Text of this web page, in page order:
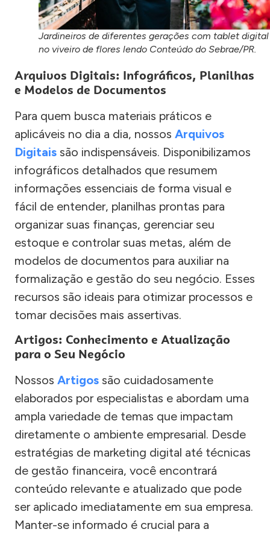
Jardineiros de diferentes gerações com tablet digital
no viveiro de flores lendo Conteúdo do Sebrae/PR.
Arquivos Digitais: Infográficos, Planilhas
e Modelos de Documentos
Para quem busca materiais práticos e
aplicáveis no dia a dia, nossos Arquivos
Digitais são indispensáveis. Disponibilizamos
infográficos detalhados que resumem
informações essenciais de forma visual e
fácil de entender, planilhas prontas para
organizar suas finanças, gerenciar seu
estoque e controlar suas metas, além de
modelos de documentos para auxiliar na
formalização e gestão do seu negócio. Esses
recursos são ideais para otimizar processos e
tomar decisões mais assertivas.
Artigos: Conhecimento e Atualização
para o Seu Negócio
Nossos Artigos são cuidadosamente
elaborados por especialistas e abordam uma
ampla variedade de temas que impactam
diretamente o ambiente empresarial. Desde
estratégias de marketing digital até técnicas
de gestão financeira, você encontrará
conteúdo relevante e atualizado que pode
ser aplicado imediatamente em sua empresa.
Manter-se informado é crucial para a